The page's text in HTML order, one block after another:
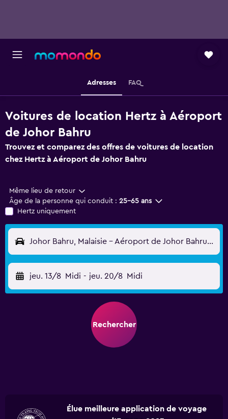
Adresses FAQ
Voitures de location Hertz à Aéroport
de Johor Bahru
Trouvez et comparez des offres de voitures de location
chez Hertz à Aéroport de Johor Bahru
Même lieu de retour
Âge de la personne qui conduit : 25-65 ans
Hertz uniquement
Johor Bahru, Malaisie - Aéroport de Johor Bahru (JHB)
jeu. 13/8 Midi - jeu. 20/8 Midi
Rechercher
Élue meilleure application de voyage